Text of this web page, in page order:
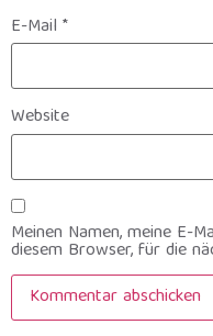
E-Mail *
Website
Meinen Namen, meine E-
diesem Browser, für die